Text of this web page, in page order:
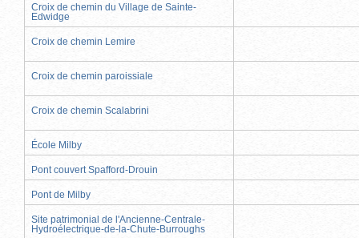
Croix de chemin du Village de Sainte-
Edwidge
Croix de chemin Lemire
Croix de chemin paroissiale
Croix de chemin Scalabrini
École Milby
Pont couvert Spafford-Drouin
Pont de Milby
Site patrimonial de l'Ancienne-Centrale-
Hydroélectrique-de-la-Chute-Burroughs